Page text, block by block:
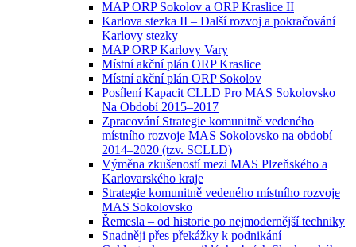
MAP ORP Sokolov a ORP Kraslice II
Karlova stezka II – Další rozvoj a pokračování
Karlovy stezky
MAP ORP Karlovy Vary
Místní akční plán ORP Kraslice
Místní akční plán ORP Sokolov
Posílení Kapacit CLLD Pro MAS Sokolovsko
Na Období 2015–2017
Zpracování Strategie komunitně vedeného
místního rozvoje MAS Sokolovsko na období
2014–2020 (tzv. SCLLD)
Výměna zkušeností mezi MAS Plzeňského a
Karlovarského kraje
Strategie komunitně vedeného místního rozvoje
MAS Sokolovsko
Řemesla – od historie po nejmodernější techniky
Snadněji přes překážky k podnikání